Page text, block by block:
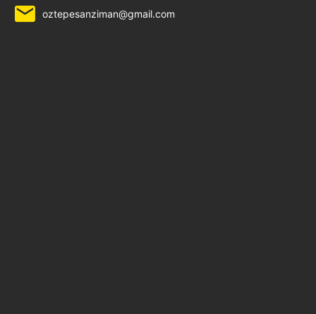
oztepesanziman@gmail.com